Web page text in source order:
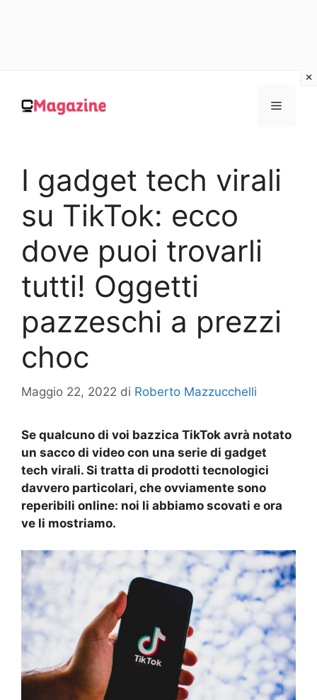
contenuto
MENU
I gadget tech virali
su TikTok: ecco
dove puoi trovarli
tutti! Oggetti
pazzeschi a prezzi
choc
Maggio 22, 2022 di Roberto Mazzucchelli
Se qualcuno di voi bazzica TikTok avrà notato
un sacco di video con una serie di gadget
tech virali. Si tratta di prodotti tecnologici
davvero particolari, che ovviamente sono
reperibili online: noi li abbiamo scovati e ora
ve li mostriamo.